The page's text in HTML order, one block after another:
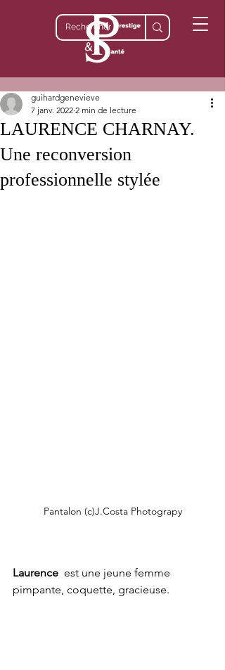
LAURENCE CHARNAY.
Une reconversion
professionnelle stylée
guihardgenevieve
7 janv. 2022 2 min de lecture
Pantalon (c)J.Costa Photograpy
Laurence
  est une jeune femme
pimpante, coquette, gracieuse.